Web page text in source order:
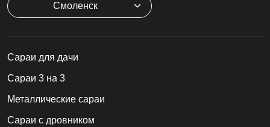
Смоленск
Cараи для дачи
Сараи 3 на 3
Металлические сараи
Сараи с дровником